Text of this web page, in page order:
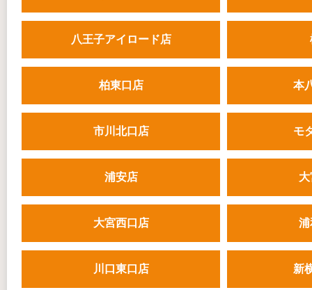
八王子アイロード店
柏東口店 本
市川北口店 モ
浦安店
大宮西口店 浦
川口東口店 新